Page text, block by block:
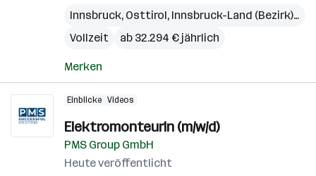
Innsbruck, Osttirol, Innsbruck-Land (Bezirk),
Vollzeit
ab 32.294 € jährlich
Merken
Einblicke Videos
ElektromonteurIn (m/w/d)
PMS Group GmbH
Heute veröffentlicht